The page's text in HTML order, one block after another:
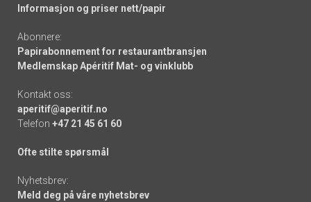
Informasjon og priser nett/papir
Abonnere:
Papirabonnement for restaurantbransjen
Medlemskap Apéritif Mat- og vinklubb
Kontakt oss:
aperitif@aperitif.no
Telefon +47 21 45 61 60
Ofte stilte spørsmål
Nyhetsbrev:
Meld deg på våre nyhetsbrev